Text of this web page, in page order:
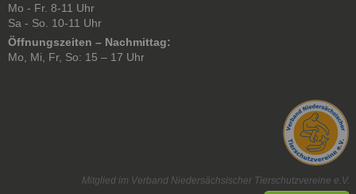
Mo - Fr. 8-11 Uhr
Sa - So. 10-11 Uhr
Öffnungszeiten – Nachmittag:
Mo, Mi, Fr, So: 15 – 17 Uhr
Mitglied im Verband Niedersächsischer Tierschutzvereine e.V.